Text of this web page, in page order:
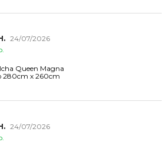
24/07/2026
Queen Magna
280cm x 260cm
24/07/2026